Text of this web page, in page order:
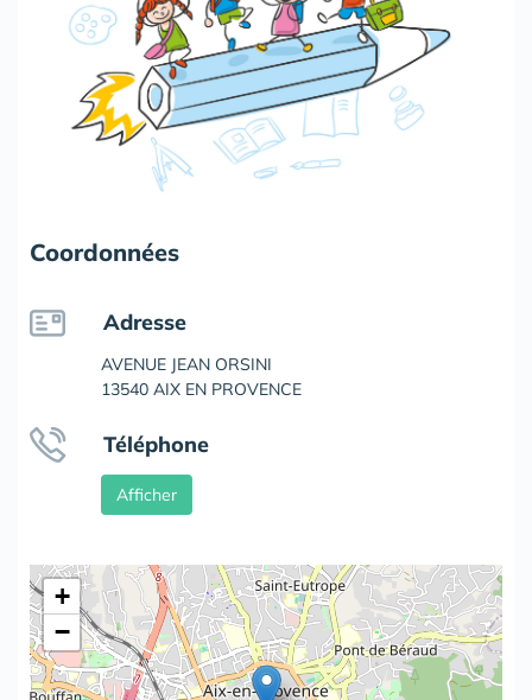
Coordonnées
Adresse
AVENUE JEAN ORSINI
13540 AIX EN PROVENCE
Téléphone
Afficher
+
−